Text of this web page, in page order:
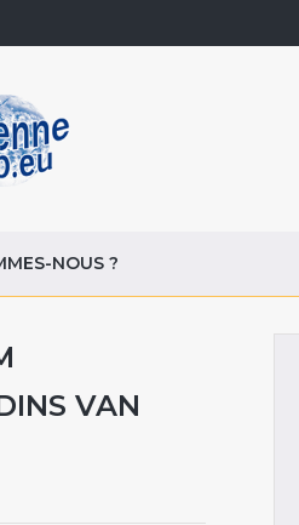
NOUS ?
VAN